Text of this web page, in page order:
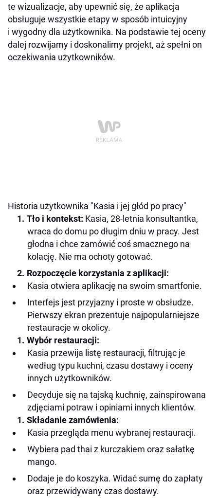
te wizualizacje, aby upewnić się, że aplikacja
obsługuje wszystkie etapy w sposób intuicyjny
i wygodny dla użytkownika. Na podstawie tej oceny
dalej rozwijamy i doskonalimy projekt, aż spełni on
oczekiwania użytkowników.
Historia użytkownika "Kasia i jej głód po pracy"
Tło i kontekst: Kasia, 28-letnia konsultantka,
wraca do domu po długim dniu w pracy. Jest
głodna i chce zamówić coś smacznego na
kolację. Nie ma ochoty gotować.
Rozpoczęcie korzystania z aplikacji:
Kasia otwiera aplikację na swoim smartfonie.
Interfejs jest przyjazny i proste w obsłudze.
Pierwszy ekran prezentuje najpopularniejsze
restauracje w okolicy.
Wybór restauracji:
Kasia przewija listę restauracji, filtrując je
według typu kuchni, czasu dostawy i oceny
innych użytkowników.
Decyduje się na tajską kuchnię, zainspirowana
zdjęciami potraw i opiniami innych klientów.
Składanie zamówienia:
Kasia przegląda menu wybranej restauracji.
Wybiera pad thai z kurczakiem oraz sałatkę
mango.
Dodaje je do koszyka. Widać sumę do zapłaty
oraz przewidywany czas dostawy.